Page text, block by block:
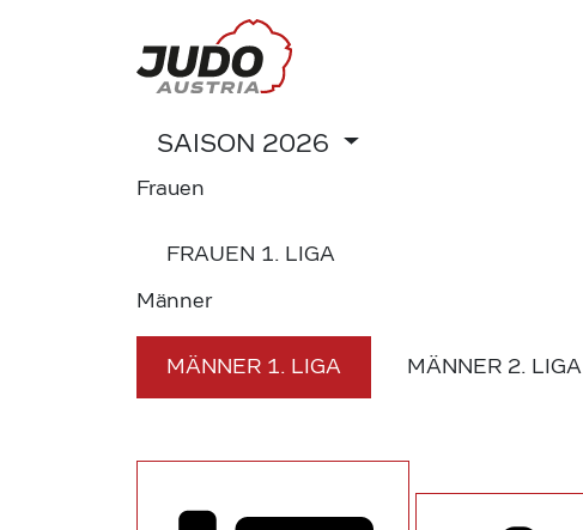
SAISON 2026
Frauen
FRAUEN 1. LIGA
Männer
MÄNNER 1. LIGA MÄNNER 2. LIGA